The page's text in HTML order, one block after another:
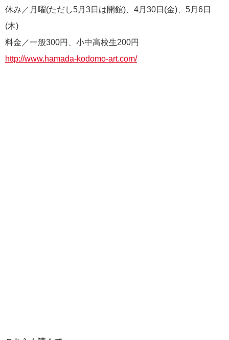
休み／月曜(ただし5月3日は開館)、4月30日(金)、5月6日
(木)
料金／一般300円、小中高校生200円
http://www.hamada-kodomo-art.com/